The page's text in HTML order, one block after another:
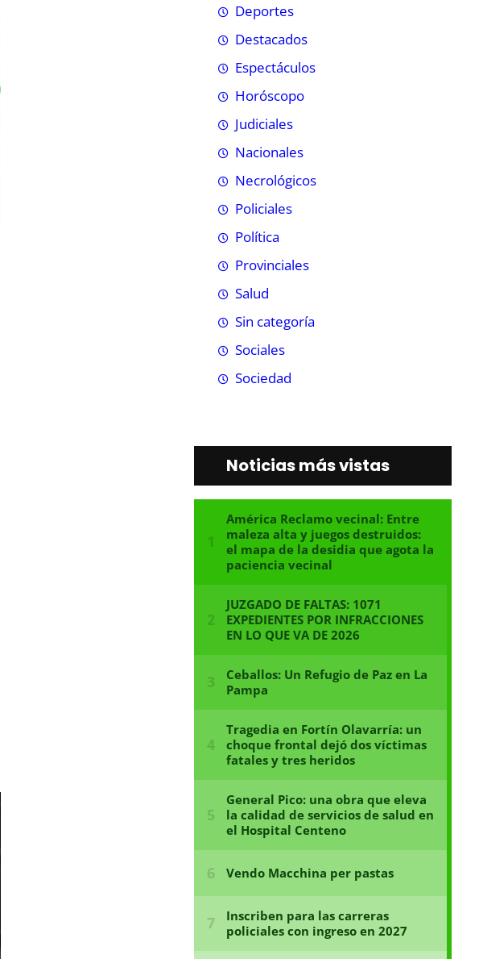
Deportes
Destacados
Espectáculos
Horóscopo
Judiciales
Nacionales
Necrológicos
Policiales
Política
Provinciales
Salud
Sin categoría
Sociales
Sociedad
Noticias más vistas